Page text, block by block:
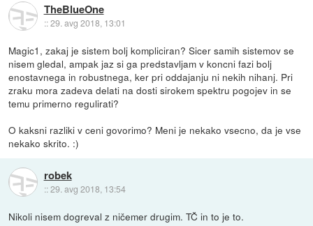
TheBlueOne
::29. avg 2018, 13:01
Magic1, zakaj je sistem bolj kompliciran? Sicer samih sistemov se
nisem gledal, ampak jaz si ga predstavljam v koncni fazi bolj
enostavnega in robustnega, ker pri oddajanju ni nekih nihanj. Pri
zraku mora zadeva delati na dosti sirokem spektru pogojev in se
temu primerno regulirati?
O kaksni razliki v ceni govorimo? Meni je nekako vsecno, da je vse
nekako skrito. :)
robek
::29. avg 2018, 13:54
Nikoli nisem dogreval z ničemer drugim. TČ in to je to.